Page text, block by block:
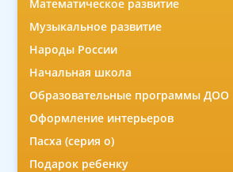
Математическое развитие
Музыкальное развитие
Народы России
Начальная школа
Образовательные программы ДОО
Оформление интерьеров
Пасха (серия о)
Подарок ребенку